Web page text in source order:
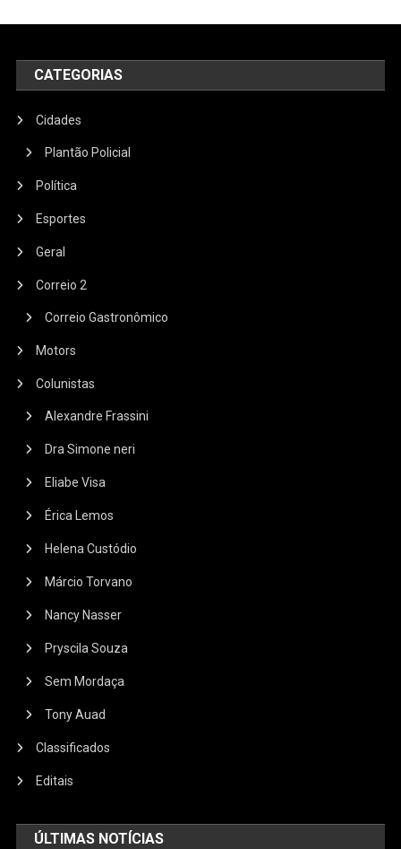
CATEGORIAS
Cidades
Plantão Policial
Política
Esportes
Geral
Correio 2
Correio Gastronômico
Motors
Colunistas
Alexandre Frassini
Dra Simone neri
Eliabe Visa
Érica Lemos
Helena Custódio
Márcio Torvano
Nancy Nasser
Pryscila Souza
Sem Mordaça
Tony Auad
Classificados
Editais
ÚLTIMAS NOTÍCIAS